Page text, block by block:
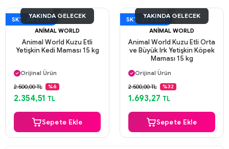
SKT: 08.2026
YAKINDA GELECEK
ANIMAL WORLD
Animal World Kuzu Etli
Yetişkin Kedi Maması 15 kg
Orijinal Ürün
Güvenli Ödeme
Aynı Gün Kargo
2.500,00 TL %6
2.354,51 TL
Sepete Ekle
SKT: 02.2028
YAKINDA GELECEK
ANIMAL WORLD
Animal World Kuzu Etli Orta
ve Büyük Irk Yetişkin Köpek
Maması 15 kg
Aynı Gün Kargo
Orijinal Ürün
Güvenli Ödeme
Aynı Gün Kargo
2.500,00 TL %32
1.693,27 TL
Sepete Ekle